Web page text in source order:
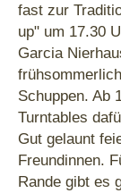
fast zur
up" um 17.30
Garcia
Schuppen. Ab
Turntables
Gut gelaunt
Freundinnen.
Rande gibt es